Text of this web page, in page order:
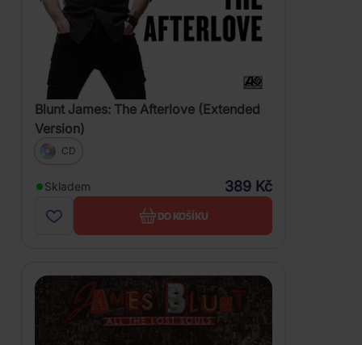
Blunt James: The Afterlove (Extended
Version)
CD
Skladem 389 Kč
DO KOŠÍKU